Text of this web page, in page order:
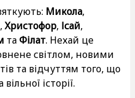
Микола,
,Христофор, Ісай,
таФілат. Нехай це
світлом, новими
та відчуттям того, що
історії.